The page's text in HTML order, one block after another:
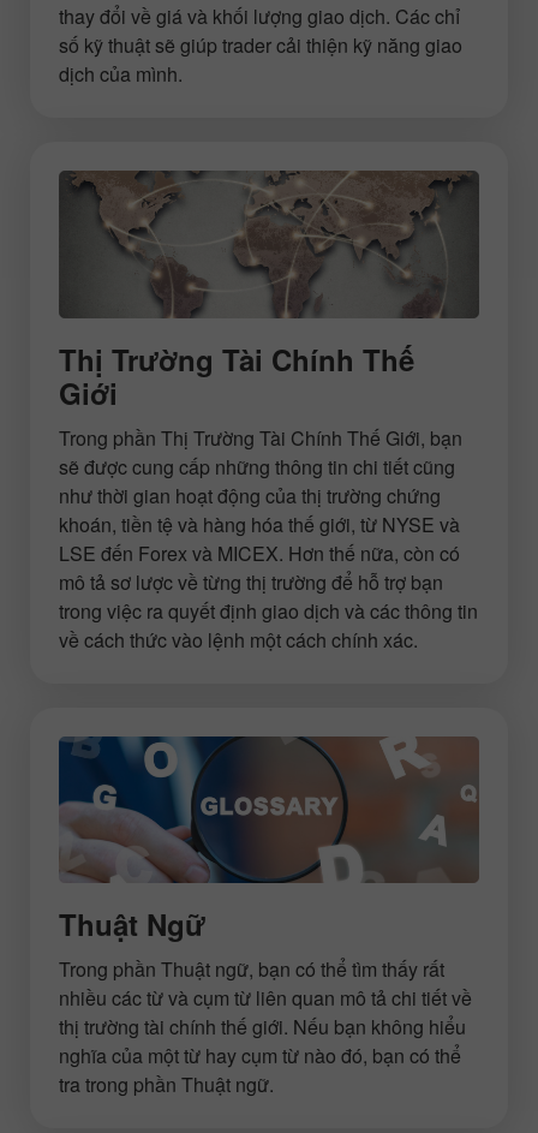
thay đổi về giá và khối lượng giao dịch. Các chỉ
số kỹ thuật sẽ giúp trader cải thiện kỹ năng giao
dịch của mình.
Thị Trường Tài Chính Thế
Giới
Trong phần Thị Trường Tài Chính Thế Giới, bạn
sẽ được cung cấp những thông tin chi tiết cũng
như thời gian hoạt động của thị trường chứng
khoán, tiền tệ và hàng hóa thế giới, từ NYSE và
LSE đến Forex và MICEX. Hơn thế nữa, còn có
mô tả sơ lược về từng thị trường để hỗ trợ bạn
trong việc ra quyết định giao dịch và các thông tin
về cách thức vào lệnh một cách chính xác.
Thuật Ngữ
Trong phần Thuật ngữ, bạn có thể tìm thấy rất
nhiều các từ và cụm từ liên quan mô tả chi tiết về
thị trường tài chính thế giới. Nếu bạn không hiểu
nghĩa của một từ hay cụm từ nào đó, bạn có thể
tra trong phần Thuật ngữ.